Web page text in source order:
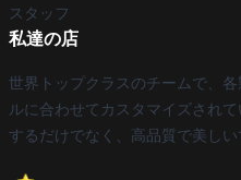
スタッフ
私達の店
世界トップクラスのチームで、
ルに合わせてカスタマイズされ
するだけでなく、高品質で美しい